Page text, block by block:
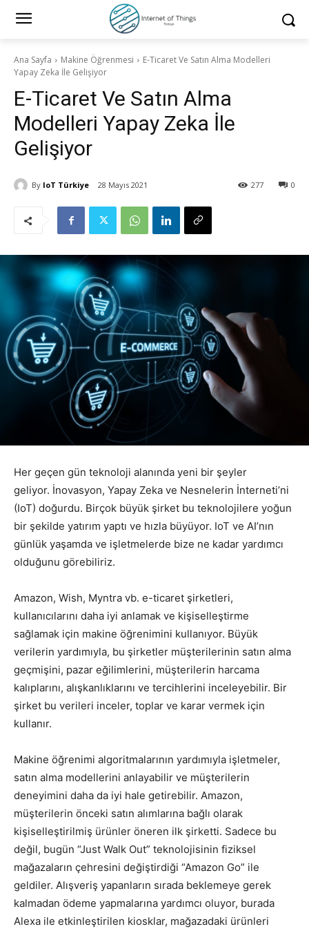
Ana Sayfa Makine Öğrenmesi
E-Ticaret Ve Satın Alma Modelleri
Yapay Zeka İle Gelişiyor
E-Ticaret Ve Satın Alma
Modelleri Yapay Zeka İle
Gelişiyor
By IoT Türkiye 28 Mayıs 2021 0
277
Her geçen gün teknoloji alanında yeni bir şeyler
geliyor. İnovasyon, Yapay Zeka ve Nesnelerin İnterneti’ni
(IoT) doğurdu. Birçok büyük şirket bu teknolojilere yoğun
bir şekilde yatırım yaptı ve hızla büyüyor. IoT ve AI’nın
günlük yaşamda ve işletmelerde bize ne kadar yardımcı
olduğunu görebiliriz.
Amazon, Wish, Myntra vb. e-ticaret şirketleri,
kullanıcılarını daha iyi anlamak ve kişiselleştirme
sağlamak için makine öğrenimini kullanıyor. Büyük
verilerin yardımıyla, bu şirketler müşterilerinin satın alma
geçmişini, pazar eğilimlerini, müşterilerin harcama
kalıplarını, alışkanlıklarını ve tercihlerini inceleyebilir. Bir
şirket bu verileri inceler, toplar ve karar vermek için
kullanır.
Makine öğrenimi algoritmalarının yardımıyla işletmeler,
satın alma modellerini anlayabilir ve müşterilerin
deneyimini daha da iyi hale getirebilir. Amazon,
müşterilerin önceki satın alımlarına bağlı olarak
kişiselleştirilmiş ürünler öneren ilk şirketti. Sadece bu
değil, bugün “Just Walk Out” teknolojisinin fiziksel
mağazaların çehresini değiştirdiği “Amazon Go” ile
geldiler. Alışveriş yapanların sırada beklemeye gerek
kalmadan ödeme yapmalarına yardımcı oluyor, burada
Alexa ile etkinleştirilen kiosklar, mağazadaki ürünleri